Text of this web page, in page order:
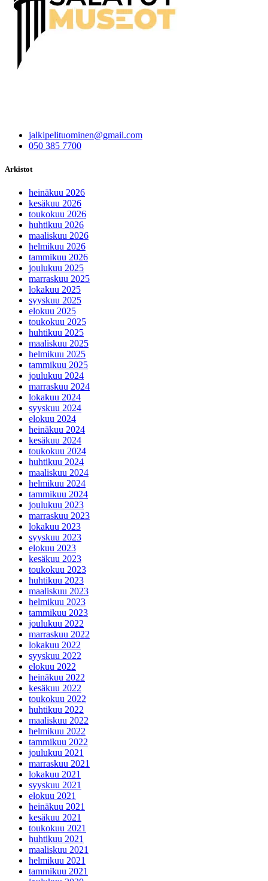
jalkipelituominen@gmail.com
050 385 7700
Arkistot
heinäkuu 2026
kesäkuu 2026
toukokuu 2026
huhtikuu 2026
maaliskuu 2026
helmikuu 2026
tammikuu 2026
joulukuu 2025
marraskuu 2025
lokakuu 2025
syyskuu 2025
elokuu 2025
toukokuu 2025
huhtikuu 2025
maaliskuu 2025
helmikuu 2025
tammikuu 2025
joulukuu 2024
marraskuu 2024
lokakuu 2024
syyskuu 2024
elokuu 2024
heinäkuu 2024
kesäkuu 2024
toukokuu 2024
huhtikuu 2024
maaliskuu 2024
helmikuu 2024
tammikuu 2024
joulukuu 2023
marraskuu 2023
lokakuu 2023
syyskuu 2023
elokuu 2023
kesäkuu 2023
toukokuu 2023
huhtikuu 2023
maaliskuu 2023
helmikuu 2023
tammikuu 2023
joulukuu 2022
marraskuu 2022
lokakuu 2022
syyskuu 2022
elokuu 2022
heinäkuu 2022
kesäkuu 2022
toukokuu 2022
huhtikuu 2022
maaliskuu 2022
helmikuu 2022
tammikuu 2022
joulukuu 2021
marraskuu 2021
lokakuu 2021
syyskuu 2021
elokuu 2021
heinäkuu 2021
kesäkuu 2021
toukokuu 2021
huhtikuu 2021
maaliskuu 2021
helmikuu 2021
tammikuu 2021